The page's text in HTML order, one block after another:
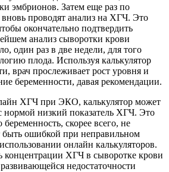
эмбрионов. Затем еще раз по
проводят анализ на ХГЧ. Это
окончательно подтвердить
анализ сыворотки крови
один раз в две недели, для того
плода. Используя калькулятор
врач прослеживает рост уровня и
беременности, давая рекомендации.
ХГЧ при ЭКО, калькулятор может
нормой низкий показатель ХГЧ. Это
скорее всего, не
ошибкой при неправильном
онлайн калькуляторов.
концентрации ХГЧ в сыворотке крови
недостаточности